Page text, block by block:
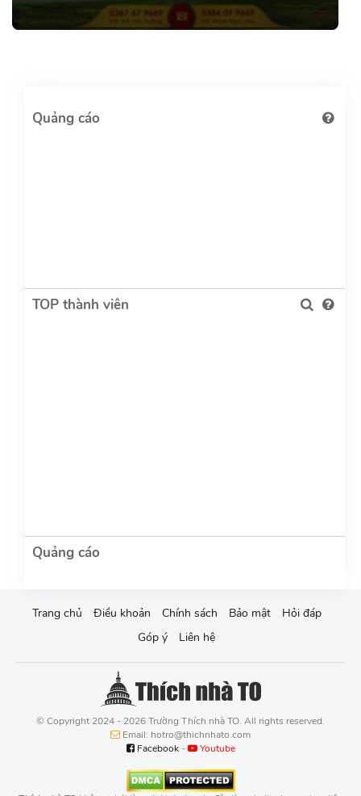
TOP thành viên
Trang chủ Điều khoản Chính sách Bảo mật
Hỏi đáp
Góp ý
Liên hệ
© Copyright 2024 - 2026 Trường Thích nhà TO. All rights reserved.
Email: hotro@thichnhato.com
Facebook- Youtube